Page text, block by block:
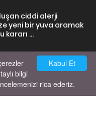
ciddi alerji
yeni bir yuva aramak
kararı ...
Kabul Et
bilgi
rica ederiz.